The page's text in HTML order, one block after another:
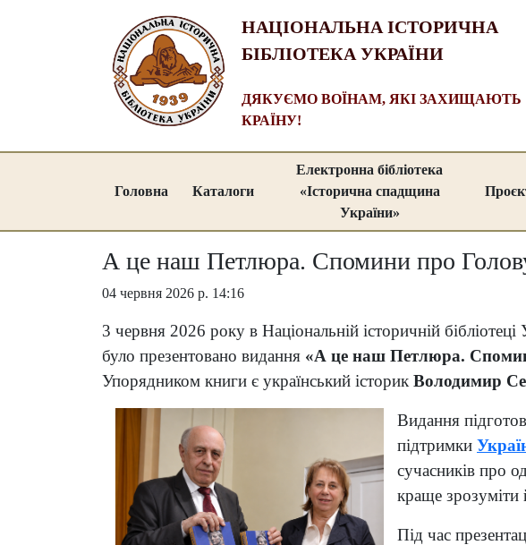
НАЦІОНАЛЬНА ІСТОРИЧНА
БІБЛІОТЕКА УКРАЇНИ
ДЯКУЄМО ВОЇНАМ, ЯКІ ЗАХИЩАЮТЬ
КРАЇНУ!
Головна Каталоги
Електронна бібліотека
«Історична спадщина
України»
А це наш Петлюра. Спомини про
04 червня 2026 р. 14:16
3 червня 2026 року в Національній історичній
було презентовано видання «А це наш Петлюра.
Упорядником книги є український історик Володимир
Видання
підтримки
сучасників про
краще зрозуміти
Під час